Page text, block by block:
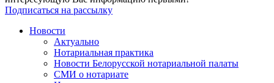
Подписаться на рассылку
Новости
Актуально
Нотариальная практика
Новости Белорусской нотариальной палаты
СМИ о нотариате